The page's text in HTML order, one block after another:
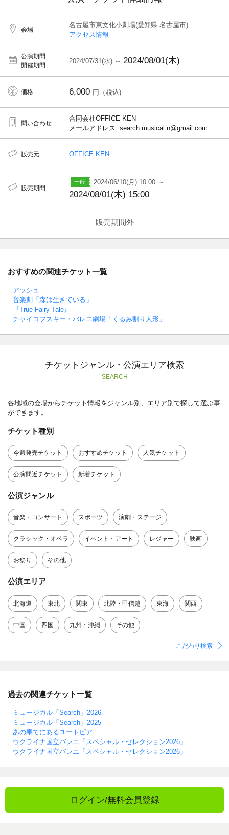
会場
名古屋市東文化小劇場(愛知県 名古屋市)
アクセス情報
公演期間
開催期間
2024/07/31(水) ～ 2024/08/01(木)
価格 6,000 円（税込)
問い合わせ
合同会社OFFICE KEN
メールアドレス: search.musical.n@gmail.com
販売元 OFFICE KEN
販売期間
2024/06/10(月) 10:00 ～
2024/08/01(木) 15:00
販売期間外
おすすめの関連チケット一覧
アッシュ
音楽劇「森は生きている」
『True Fairy Tale』
チャイコフスキー・バレエ劇場「くるみ割り人形」
チケットジャンル・公演エリア検索
SEARCH
各地域の会場からチケット情報をジャンル別、エリア別で探して選ぶ事
ができます。
チケット種別
今週発売チケット おすすめチケット 人気チケット
公演間近チケット 新着チケット
公演ジャンル
音楽・コンサート スポーツ 演劇・ステージ
クラシック・オペラ イベント・アート レジャー 映画
お祭り その他
公演エリア
北海道 東北 関東 北陸・甲信越 東海 関西
中国 四国 九州・沖縄 その他
こだわり検索
過去の関連チケット一覧
ミュージカル「Search」2026
ミュージカル「Search」2025
あの果てにあるユートピア
ウクライナ国立バレエ「スペシャル・セレクション2026」
ウクライナ国立バレエ「スペシャル・セレクション2026」
ログイン/無料会員登録